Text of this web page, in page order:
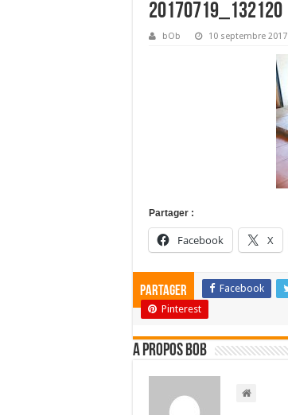
20170719_132120
bOb 10 septembre 2017
Partager :
Facebook X
Partager Facebook
Pinterest
A propos bOb